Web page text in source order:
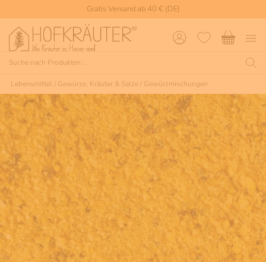
Gratis Versand ab 40 € (DE)
Lebensmittel / Gewürze, Kräuter & Salze/ Gewürzmischungen